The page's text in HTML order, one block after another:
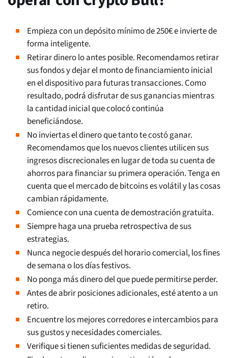
Empieza con un depósito mínimo de 250€ e invierte de
forma inteligente.
Retirar dinero lo antes posible. Recomendamos retirar
sus fondos y dejar el monto de financiamiento inicial
en el dispositivo para futuras transacciones. Como
resultado, podrá disfrutar de sus ganancias mientras
la cantidad inicial que colocó continúa
beneficiándose.
No inviertas el dinero que tanto te costó ganar.
Recomendamos que los nuevos clientes utilicen sus
ingresos discrecionales en lugar de toda su cuenta de
ahorros para financiar su primera operación. Tenga en
cuenta que el mercado de bitcoins es volátil y las cosas
cambian rápidamente.
Comience con una cuenta de demostración gratuita.
Siempre haga una prueba retrospectiva de sus
estrategias.
Nunca negocie después del horario comercial, los fines
de semana o los días festivos.
No ponga más dinero del que puede permitirse perder.
Antes de abrir posiciones adicionales, esté atento a un
retiro.
Encuentre los mejores corredores e intercambios para
sus gustos y necesidades comerciales.
Verifique si tienen suficientes medidas de seguridad.